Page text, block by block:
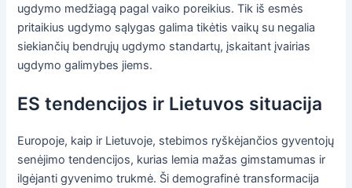
ugdymo medžiagą pagal vaiko poreikius. Tik iš esmės
pritaikius ugdymo sąlygas galima tikėtis vaikų su negalia
siekiančių bendrųjų ugdymo standartų, įskaitant įvairias
ugdymo galimybes jiems.
ES tendencijos ir Lietuvos situacija
Europoje, kaip ir Lietuvoje, stebimos ryškėjančios gyventojų
senėjimo tendencijos, kurias lemia mažas gimstamumas ir
ilgėjanti gyvenimo trukmė. Ši demografinė transformacija